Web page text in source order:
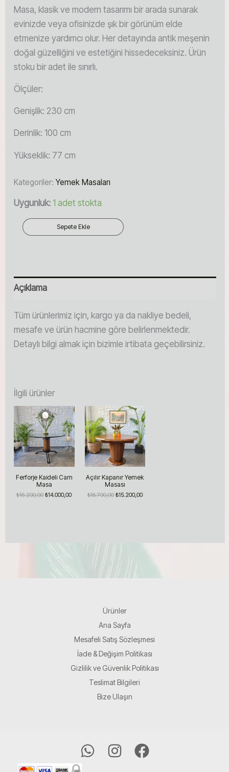
Masa, klasik ve modern tasarımı bir arada sunarak
evinizde veya ofisinizde şık bir görünüm elde
etmenize yardımcı olur. Her detayında antik meşenin
doğal güzelliğini ve estetiğini hissedeceksiniz. Ürün
stoku bir adet ile sınırlı.
Ölçüler:
Genişlik: 230 cm
Derinlik: 100 cm
Yükseklik: 77 cm
Kategoriler:Yemek Masaları
Uygunluk: 1 adet stokta
Antik
Meşe
adet
Sepete Ekle
Açıklama
Tüm ürünlerimiz için, kargo ya da nakliye bedeli,
mesafe ve ürün hacmine göre belirlenmektedir.
Detaylı bilgi almak için bizimle irtibata geçebilirsiniz.
İlgili ürünler
Ferforje Kaideli Cam
Masa
₺16.200,00Orijinal
₺14.000,00Şu
Açılır Kapanır Yemek
Masası
₺18.700,00 Orijinal
₺15.200,00Şu
Ürünler
Ana Sayfa
Mesafeli Satış Sözleşmesi
İade & Değişim Politikası
Gizlilik ve Güvenlik Politikası
Teslimat Bilgileri
Bize Ulaşın